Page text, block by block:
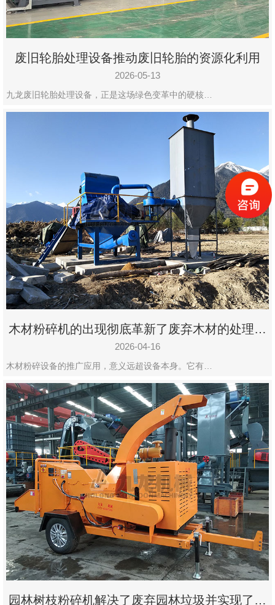
废旧轮胎处理设备推动废旧轮胎的资源化利用
2026-05-13
九龙废旧轮胎处理设备，正是这场绿色变革中的硬核…
木材粉碎机的出现彻底革新了废弃木材的处理模
式
2026-04-16
木材粉碎设备的推广应用，意义远超设备本身。它有…
园林树枝粉碎机解决了废弃园林垃圾并实现了再